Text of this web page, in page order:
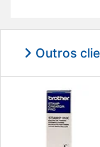
Outros